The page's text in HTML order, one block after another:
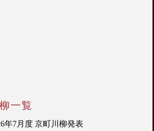
一覧
年7月度 京町川柳発表